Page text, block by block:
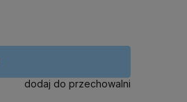
dodaj do przechowalni